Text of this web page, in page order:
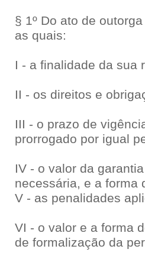
§ 1º Do ato de
as quais:
I - a finalidade da sua
II - os direitos e
III - o prazo de
prorrogado por igual
IV - o valor da
necessária, e a forma
V - as penalidades
VI - o valor e a forma
de formalização da